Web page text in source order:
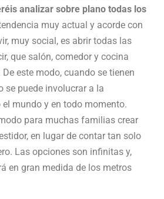
analizar sobre plano todas los
muy actual y acorde con
muy social, es abrir todas las
que salón, comedor y cocina
este modo, cuando se tienen
se puede involucrar a la
mundo y en todo momento.
para muchas familias crear
en lugar de contar tan solo
Las opciones son infinitas y,
en gran medida de los metros